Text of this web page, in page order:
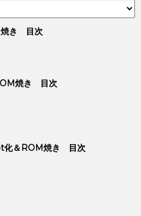
焼き 目次
焼き 目次
化＆ROM焼き 目次